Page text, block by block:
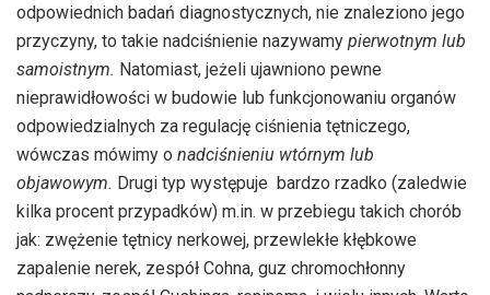
odpowiednich badań diagnostycznych, nie znaleziono jego
przyczyny, to takie nadciśnienie nazywamy pierwotnym lub
samoistnym. Natomiast, jeżeli ujawniono pewne
nieprawidłowości w budowie lub funkcjonowaniu organów
odpowiedzialnych za regulację ciśnienia tętniczego,
wówczas mówimy o nadciśnieniu wtórnym lub
objawowym. Drugi typ występuje bardzo rzadko (zaledwie
kilka procent przypadków) m.in. w przebiegu takich chorób
jak: zwężenie tętnicy nerkowej, przewlekłe kłębkowe
zapalenie nerek, zespół Cohna, guz chromochłonny